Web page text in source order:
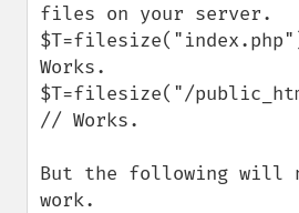
files on your server.
Works.
$T=filesize("/
// Works.
But the following will
work.